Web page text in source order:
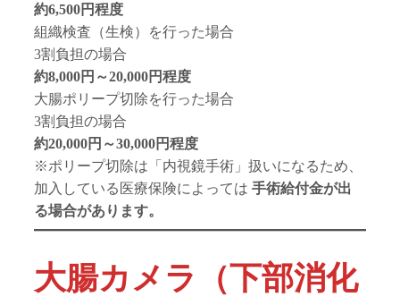
約6,500円程度
組織検査（生検）を行った場合
3割負担の場合
約8,000円～20,000円程度
大腸ポリープ切除を行った場合
3割負担の場合
約20,000円～30,000円程度
※ポリープ切除は「内視鏡手術」扱いになるため、
加入している医療保険によっては手術給付金が出
る場合があります。
大腸カメラ（下部消化